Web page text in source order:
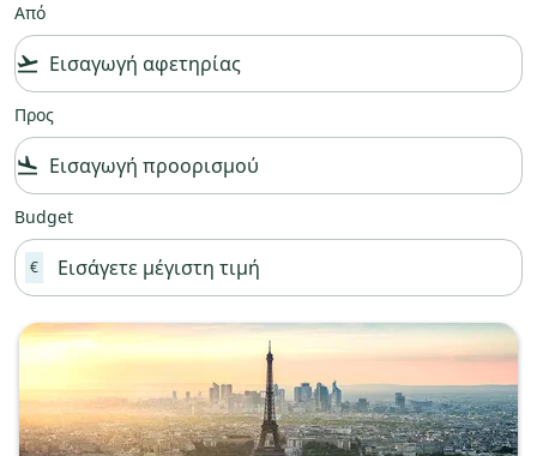
Από
flight_takeoff
Προς
flight_land
Budget
€